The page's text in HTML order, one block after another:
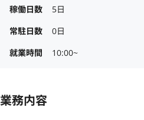
稼働日数
5日
常駐日数
0日
就業時間
10:00~
業務内容